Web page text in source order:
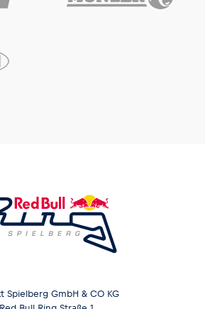
Spielberg GmbH & CO KG